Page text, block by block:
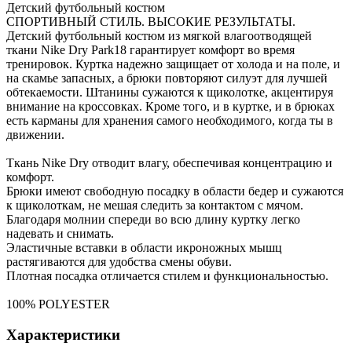
Детский футбольный костюм
СПОРТИВНЫЙ СТИЛЬ. ВЫСОКИЕ РЕЗУЛЬТАТЫ.
Детский футбольный костюм из мягкой влагоотводящей
ткани Nike Dry Park18 гарантирует комфорт во время
тренировок. Куртка надежно защищает от холода и на поле, и
на скамье запасных, а брюки повторяют силуэт для лучшей
обтекаемости. Штанины сужаются к щиколотке, акцентируя
внимание на кроссовках. Кроме того, и в куртке, и в брюках
есть карманы для хранения самого необходимого, когда ты в
движении.
Ткань Nike Dry отводит влагу, обеспечивая концентрацию и
комфорт.
Брюки имеют свободную посадку в области бедер и сужаются
к щиколоткам, не мешая следить за контактом с мячом.
Благодаря молнии спереди во всю длину куртку легко
надевать и снимать.
Эластичные вставки в области икроножных мышц
растягиваются для удобства смены обуви.
Плотная посадка отличается стилем и функциональностью.
100% POLYESTER
Характеристики